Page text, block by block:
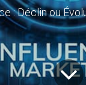
: Déclin ou